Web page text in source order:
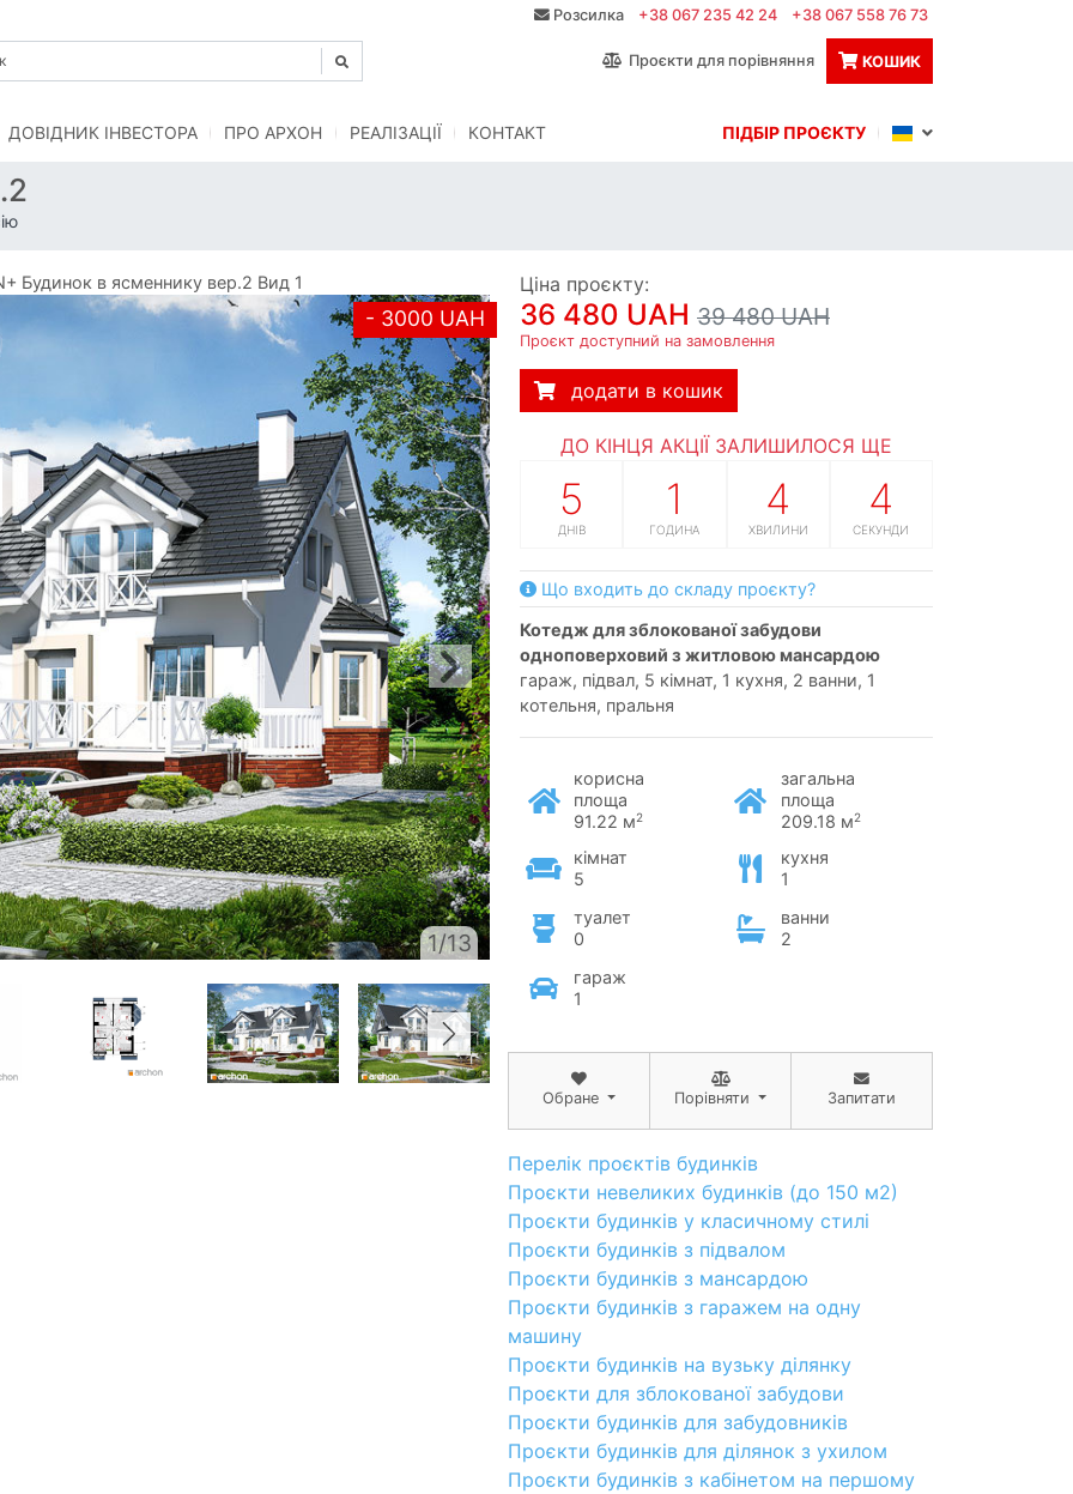
Розсилка +38 067 235 42 24 +38 067 558 76 73
Проєкти для порівняння КОШИК
ДОВІДНИК ІНВЕСТОРА ПРО АРХОН РЕАЛІЗАЦІЇ КОНТАКТ ПІДБІР ПРОЄКТУ
Будинок в ясменнику вер.2 Вид 1
- 3000 UAH
1/13
Ціна проєкту:
36 480 UAH 39 480 UAH
Проєкт доступний на замовлення
додати в кошик
ДО КІНЦЯ АКЦІЇ ЗАЛИШИЛОСЯ ЩЕ
5
ДНІВ
1
ГОДИНА
4
ХВИЛИНИ
3
СЕКУНДИ
Що входить до складу проєкту?
котедж для зблокованої забудови
одноповерховий з житловою мансардою
гараж, підвал, 5 кімнат, 1 кухня, 2 ванни, 1
котельня, пральня
корисна
площа
91.22 м2
загальна
площа
209.18 м2
кімнат
5
кухня
1
туалет
0
ванни
2
гараж
1
Обране Порівняти Запитати
Перелік проєктів будинків
Проєкти невеликих будинків (до 150 м2)
Проєкти будинків у класичному стилі
Проєкти будинків з підвалом
Проєкти будинків з мансардою
Проєкти будинків з гаражем на одну
машину
Проєкти будинків на вузьку ділянку
Проєкти для зблокованої забудови
Проєкти будинків для забудовників
Проєкти будинків для ділянок з ухилом
Проєкти будинків з кабінетом на першому